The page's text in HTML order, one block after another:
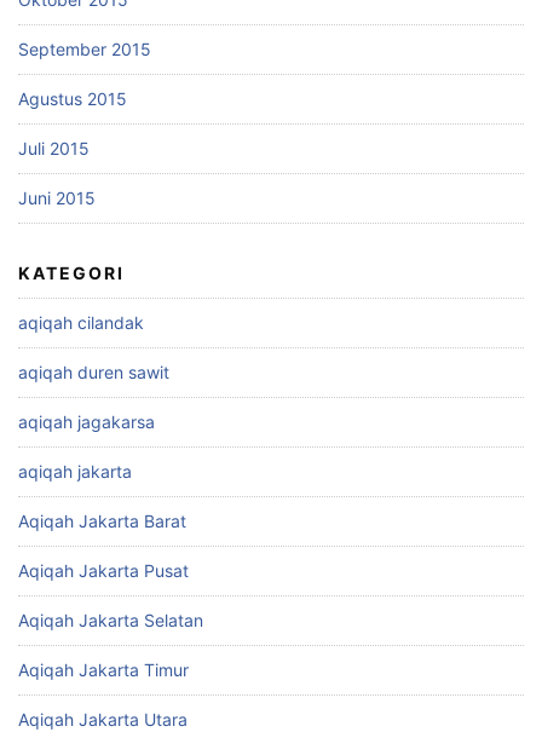
September 2015
Agustus 2015
Juli 2015
Juni 2015
KATEGORI
aqiqah cilandak
aqiqah duren sawit
aqiqah jagakarsa
aqiqah jakarta
Aqiqah Jakarta Barat
Aqiqah Jakarta Pusat
Aqiqah Jakarta Selatan
Aqiqah Jakarta Timur
Aqiqah Jakarta Utara